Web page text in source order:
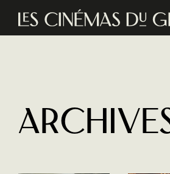
Aller au contenu principal